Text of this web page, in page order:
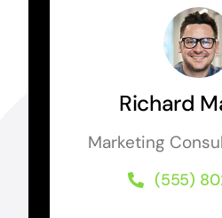
Richard
Marketing
(555)